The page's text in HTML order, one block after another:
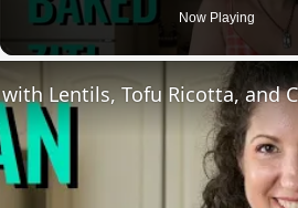
Now Playing
Lentils, Tofu Ricotta, and